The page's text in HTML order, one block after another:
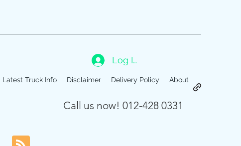
Latest Truck Info Disclaimer Delivery Policy About
Call us now! 012-428 0331
Log In